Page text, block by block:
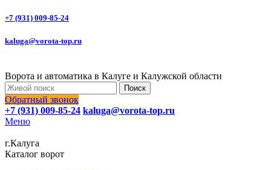
+7 (931) 009-85-24
kaluga@vorota-top.ru
Ворота и автоматика в Калуге и Калужской области
Поиск
Обратный звонок
+7 (931) 009-85-24 kaluga@vorota-top.ru
Меню
г.Калуга
Каталог ворот